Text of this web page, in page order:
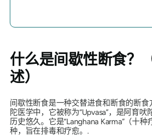
什么是间歇性断食？
述）
间歇性断食是一种交替进食和断食的断食
陀医学中，它被称为“Upvasa”，是阿育吠
历史悠久。它是“Langhana Karma”（十
种，旨在排毒和疗愈。.